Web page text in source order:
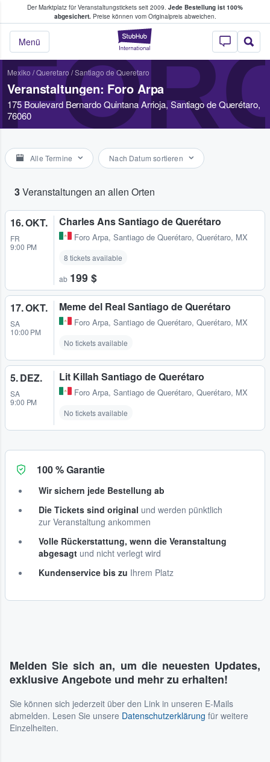
Der Marktplatz für Veranstaltungstickets seit 2009. Jede Bestellung ist 100%
abgesichert.Preise können vom Originalpreis abweichen.
StubHub - Wo
Menü
Tickets kaufen & verkaufen
Mexiko /Queretaro/Santiago de Queretaro
Veranstaltungen: Foro Arpa
175 Boulevard Bernardo Quintana Arrioja, Santiago de Querétaro,
76060
Alle Termine Nach Datum sortieren
3Veranstaltungen an allen Orten
16. OKT.
FR
9:00 PM
Charles Ans Santiago de Querétaro
Foro Arpa, Santiago de Querétaro, Querétaro, MX
8 tickets available
ab 199 $
17. OKT.
SA
10:00 PM
Meme del Real Santiago de Querétaro
Foro Arpa, Santiago de Querétaro, Querétaro, MX
No tickets available
5. DEZ.
SA
9:00 PM
Lit Killah Santiago de Querétaro
Foro Arpa, Santiago de Querétaro, Querétaro, MX
No tickets available
100 % Garantie
Wir sichern jede Bestellung ab
Die Tickets sind original und werden pünktlich
zur Veranstaltung ankommen
Volle Rückerstattung, wenn die Veranstaltung
abgesagt und nicht verlegt wird
Kundenservice bis zu Ihrem Platz
Melden Sie sich an, um die neuesten Updates,
exklusive Angebote und mehr zu erhalten!
Sie können sich jederzeit über den Link in unseren E-Mails
abmelden. Lesen Sie unsere Datenschutzerklärung für weitere
Einzelheiten.